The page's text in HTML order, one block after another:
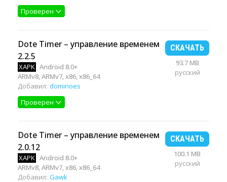
Проверен
Dote Timer – управление временем
2.2.5
XAPK Android 8.0+
ARMv8, ARMv7, x86, x86_64
Добавил: dominoes
Проверен
СКАЧАТЬ
93.7 MB
русский
Dote Timer – управление временем
2.0.12
XAPK Android 8.0+
ARMv8, ARMv7, x86, x86_64
Добавил: Gawk
СКАЧАТЬ
100.1 MB
русский